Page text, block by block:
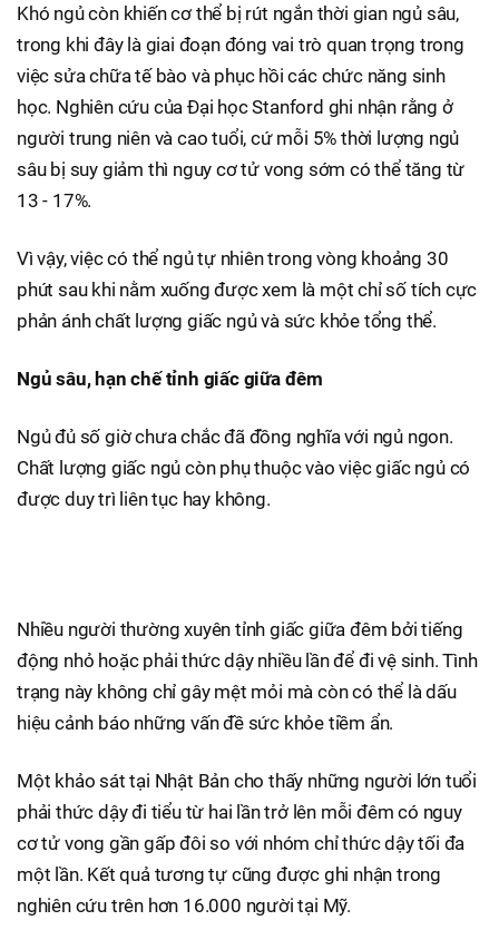
Khó ngủ còn khiến cơ thể bị rút ngắn thời gian ngủ sâu,
trong khi đây là giai đoạn đóng vai trò quan trọng trong
việc sửa chữa tế bào và phục hồi các chức năng sinh
học. Nghiên cứu của Đại học Stanford ghi nhận rằng ở
người trung niên và cao tuổi, cứ mỗi 5% thời lượng ngủ
sâu bị suy giảm thì nguy cơ tử vong sớm có thể tăng từ
13 - 17%.
Vì vậy, việc có thể ngủ tự nhiên trong vòng khoảng 30
phút sau khi nằm xuống được xem là một chỉ số tích cực
phản ánh chất lượng giấc ngủ và sức khỏe tổng thể.
Ngủ sâu, hạn chế tỉnh giấc giữa đêm
Ngủ đủ số giờ chưa chắc đã đồng nghĩa với ngủ ngon.
Chất lượng giấc ngủ còn phụ thuộc vào việc giấc ngủ có
được duy trì liên tục hay không.
Nhiều người thường xuyên tỉnh giấc giữa đêm bởi tiếng
động nhỏ hoặc phải thức dậy nhiều lần để đi vệ sinh. Tình
trạng này không chỉ gây mệt mỏi mà còn có thể là dấu
hiệu cảnh báo những vấn đề sức khỏe tiềm ẩn.
Một khảo sát tại Nhật Bản cho thấy những người lớn tuổi
phải thức dậy đi tiểu từ hai lần trở lên mỗi đêm có nguy
cơ tử vong gần gấp đôi so với nhóm chỉ thức dậy tối đa
một lần. Kết quả tương tự cũng được ghi nhận trong
nghiên cứu trên hơn 16.000 người tại Mỹ.